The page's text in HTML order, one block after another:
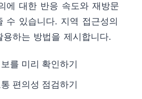
에 대한 반응 속도와 재방문
수 있습니다. 지역 접근성의
하는 방법을 제시합니다.
를 미리 확인하기
편의성 점검하기